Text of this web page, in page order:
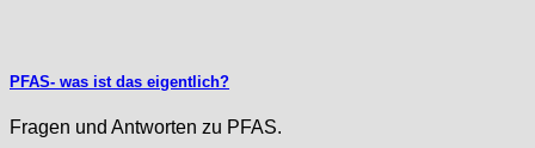
PFAS- was ist das eigentlich?
Fragen und Antworten zu PFAS.